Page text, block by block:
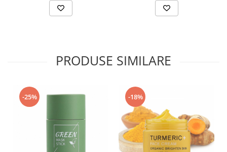
PRODUSE SIMILARE
-25% -18%